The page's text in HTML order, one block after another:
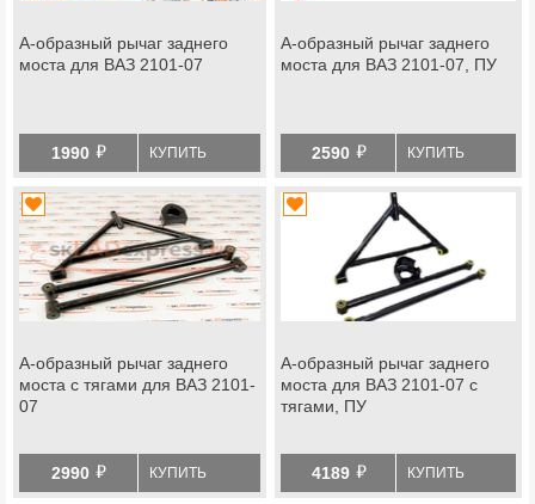
А-образный рычаг заднего
моста для ВАЗ 2101-07
1990 й КУПИТЬ
А-образный рычаг заднего
моста для ВАЗ 2101-07, ПУ
2590 й КУПИТЬ
А-образный рычаг заднего
моста с тягами для ВАЗ 2101-
07
2990 й КУПИТЬ
А-образный рычаг заднего
моста для ВАЗ 2101-07 с
тягами, ПУ
4189 й КУПИТЬ